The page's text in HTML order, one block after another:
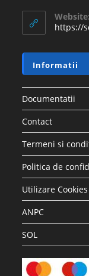
Website:
https://
Informatii
Documentatii
Contact
Termeni si
Politica de
Utilizare Cookies
ANPC
SOL